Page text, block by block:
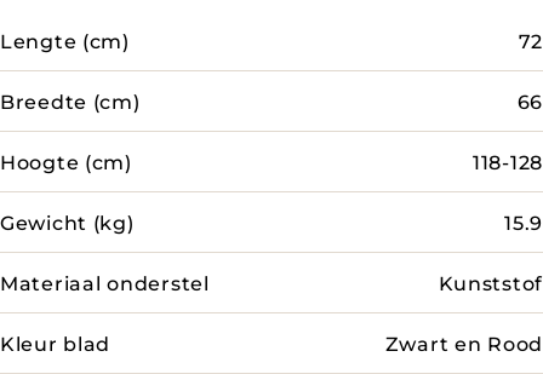
Lengte (cm) 72
Breedte (cm) 66
Hoogte (cm) 118-128
Gewicht (kg) 15.9
Materiaal onderstel Kunststof
Kleur blad Zwart en Rood